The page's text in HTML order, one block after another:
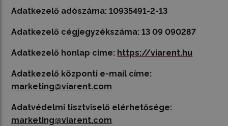
Adatkezelő adószáma: 10935491-2-13
Adatkezelő cégjegyzékszáma: 13 09 090287
Adatkezelő honlap címe: https://viarent.hu
Adatkezelő központi e-mail címe:
marketing@viarent.com
Adatvédelmi tisztviselő elérhetősége:
marketing@viarent.com